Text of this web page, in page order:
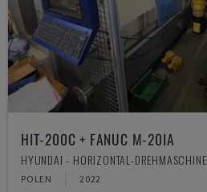
HIT-200C + FANUC M-20IA
HYUNDAI - HORIZONTAL-DREHMASCHINE
POLEN 2022